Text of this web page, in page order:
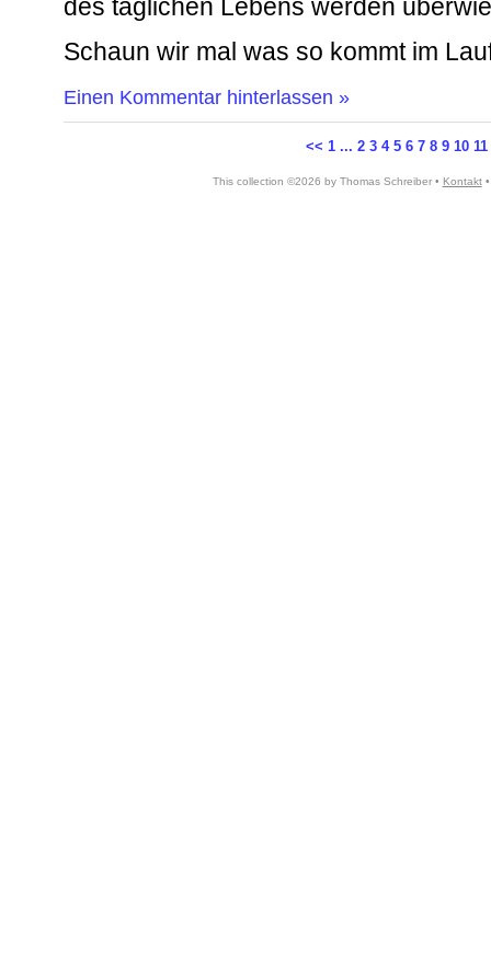
des täglichen Lebens werden
Schaun wir mal was so kommt im
Einen Kommentar hinterlassen »
<< 1 ... 2 3 4 5 6 7 8 9 10 11
This collection ©2026 by Thomas Schreiber • Kontakt